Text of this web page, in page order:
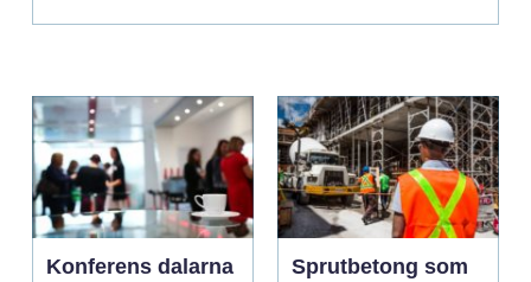
Konferens dalarna
Sprutbetong som